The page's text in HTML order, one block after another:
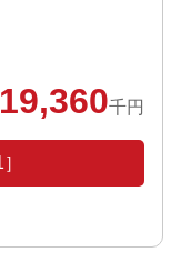
19,360千円